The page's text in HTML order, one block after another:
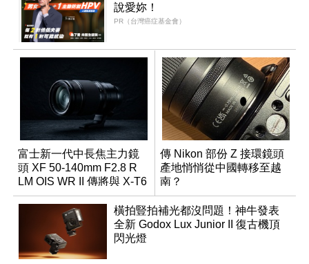
說愛妳！
PR（台灣癌症基金會）
富士新一代中長焦主力鏡
頭 XF 50-140mm F2.8 R
LM OIS WR II 傳將與 X-T6
同步亮相
傳 Nikon 部份 Z 接環鏡頭
產地悄悄從中國轉移至越
南？
橫拍豎拍補光都沒問題！神牛發表
全新 Godox Lux Junior II 復古機頂
閃光燈